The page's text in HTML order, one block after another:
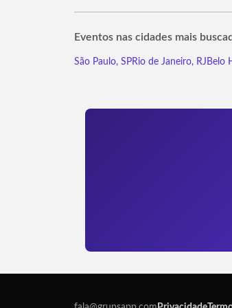
Eventos nas cidades mais
São Paulo, SPRio de Janeiro, RJ Belo